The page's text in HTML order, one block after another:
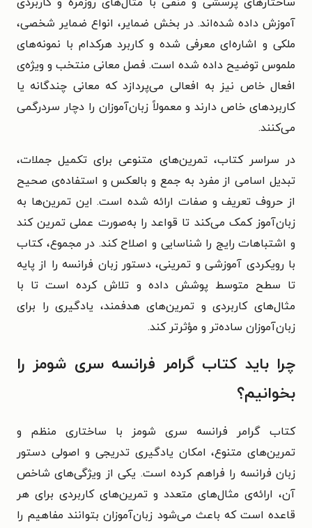
آموزش داده شده‌اند. در بخش ضمایر، انواع ضمایر شخصی،
ملکی و اشاره‌ای معرفی شده و کاربرد هرکدام با نمونه‌های
ملموس توضیح داده شده است. فصل معانی منتخب و ویژه‌ی
افعال خاص نیز به افعالی می‌پردازد که معانی چندگانه یا
کاربردهای خاص دارند و معمولاً زبان‌آموزان را دچار سردرگمی
می‌کنند.
در سراسر کتاب، تمرین‌های متنوعی برای تکمیل جملات،
تبدیل اسامی از مفرد به جمع و بالعکس و استفاده‌ی صحیح
از حروف تعریف و صفات ارائه شده است. این تمرین‌ها به
زبان‌آموز کمک می‌کند تا قواعد را به‌صورت عملی تمرین کند
و اشتباهات رایج را شناسایی و اصلاح کند. در مجموع، کتاب
با رویکردی آموزشی و تمرینی، دستور زبان فرانسه را از پایه
تا سطح متوسط پوشش داده و تلاش کرده است تا با
مثال‌های کاربردی و تمرین‌های هدفمند، یادگیری را برای
زبان‌آموزان ساده‌تر و مؤثرتر کند.
چرا باید کتاب گرامر فرانسه سری شومز را
بخوانیم؟
کتاب گرامر فرانسه سری شومز با ساختاری منظم و
تمرین‌های متنوع، امکان یادگیری تدریجی و اصولی دستور
زبان فرانسه را فراهم کرده است. یکی از ویژگی‌های شاخص
آن، ارائه‌ی مثال‌های متعدد و تمرین‌های کاربردی برای هر
قاعده است که باعث می‌شود زبان‌آموزان بتوانند مفاهیم را